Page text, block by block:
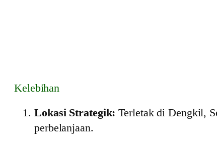
Kelebihan
Lokasi Strategik: Terletak di Dengkil,
perbelanjaan.